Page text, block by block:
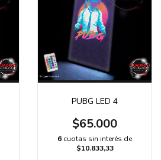
PUBG LED 4
$65.000
6 cuotas sin interés de
$10.833,33